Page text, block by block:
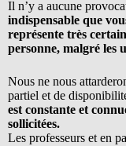
Il n’y a aucune
indispensable que
représente très
personne, malgré les
Nous ne nous
partiel et de
est constante et
sollicitées.
Les professeurs et en